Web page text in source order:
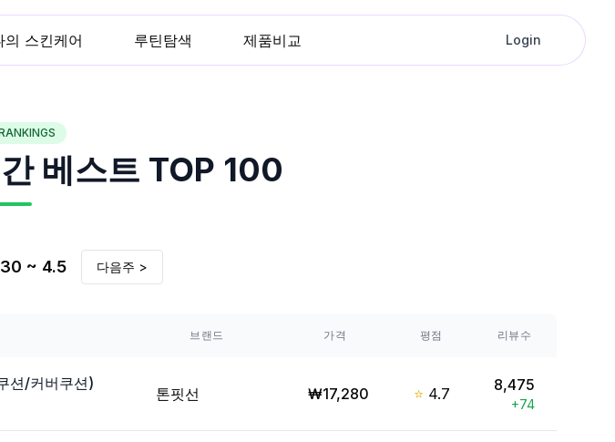
의 스킨케어 루틴탐색 제품비교 Login
베스트 TOP 100
~ 4.5 다음주 >
브랜드 가격 평점 리뷰수
션/커버쿠션)
톤핏선 ₩17,280 ⭐ 4.7 8,475
+74